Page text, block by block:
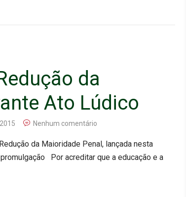
da
Ato Lúdico
Nenhum comentário
da Maioridade Penal, lançada nesta
Por acreditar que a educação e a